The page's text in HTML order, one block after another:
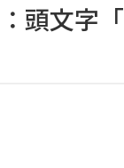
頭文字「